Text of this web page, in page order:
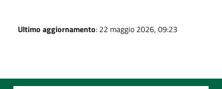
Ultimo aggiornamento: 22 maggio 2026, 09:23